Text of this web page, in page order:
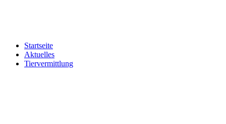
Startseite
Aktuelles
Tiervermittlung